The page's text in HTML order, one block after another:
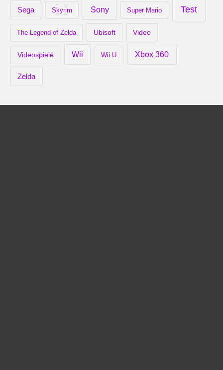
Sega Skyrim Sony Super Mario Test
The Legend of Zelda Ubisoft Video
Videospiele Wii Wii U Xbox 360
Zelda